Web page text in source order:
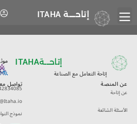
إتاحــــة ITAHA
تواصل
نموذج
عن المنصة
عن إتاحة
الأسئلة الشائعة
ITAHAإتاحـــة
إتاحة التعامل مع الصناعة